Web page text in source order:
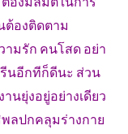
ต้องติดตาม
ามรัก คนโสด อย่า
นอีกทีก็ดีนะ ส่วน
นยุ่งอยู่อย่างเดียว
ลปกคลุมร่างกาย